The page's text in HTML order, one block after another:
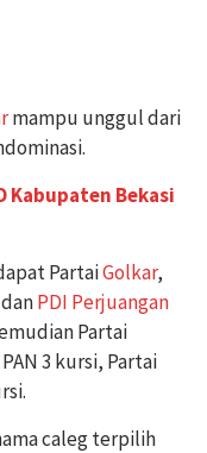
mampu unggul dari
Kabupaten Bekasi
PartaiGolkar,
PDI Perjuangan
Partai
3 kursi, Partai
caleg terpilih